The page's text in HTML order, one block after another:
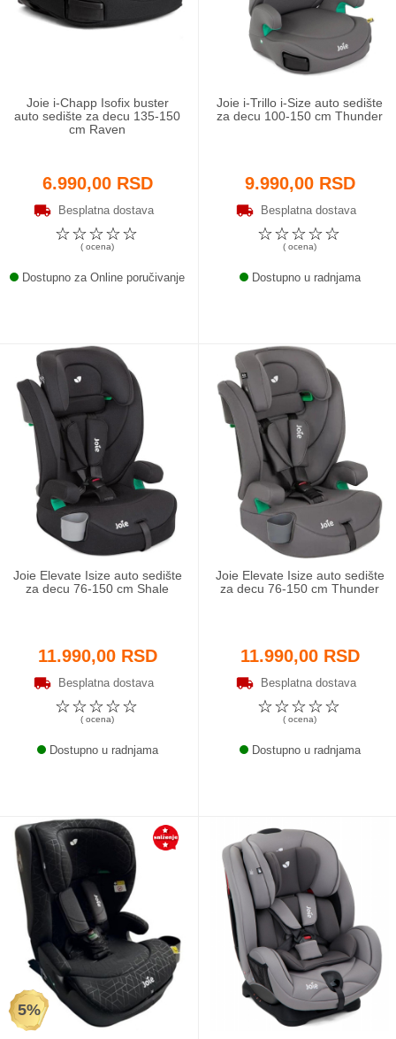
Odeća i obuća
AKCIJA
Call Centar
011 438 1 000
Joie i-Chapp Isofix buster
auto sedište za decu 135-150
cm Raven
6.990,00 RSD
Besplatna dostava
☆
☆
☆
☆
☆
( ocena)
Dostupno za Online poručivanje
Joie i-Trillo i-Size auto sedište
za decu 100-150 cm Thunder
9.990,00 RSD
Besplatna dostava
☆
☆
☆
☆
☆
( ocena)
Dostupno u radnjama
Joie Elevate Isize auto sedište
za decu 76-150 cm Shale
11.990,00 RSD
Besplatna dostava
☆
☆
☆
☆
☆
( ocena)
Dostupno u radnjama
Joie Elevate Isize auto sedište
za decu 76-150 cm Thunder
11.990,00 RSD
Besplatna dostava
☆
☆
☆
☆
☆
( ocena)
Dostupno u radnjama
5%